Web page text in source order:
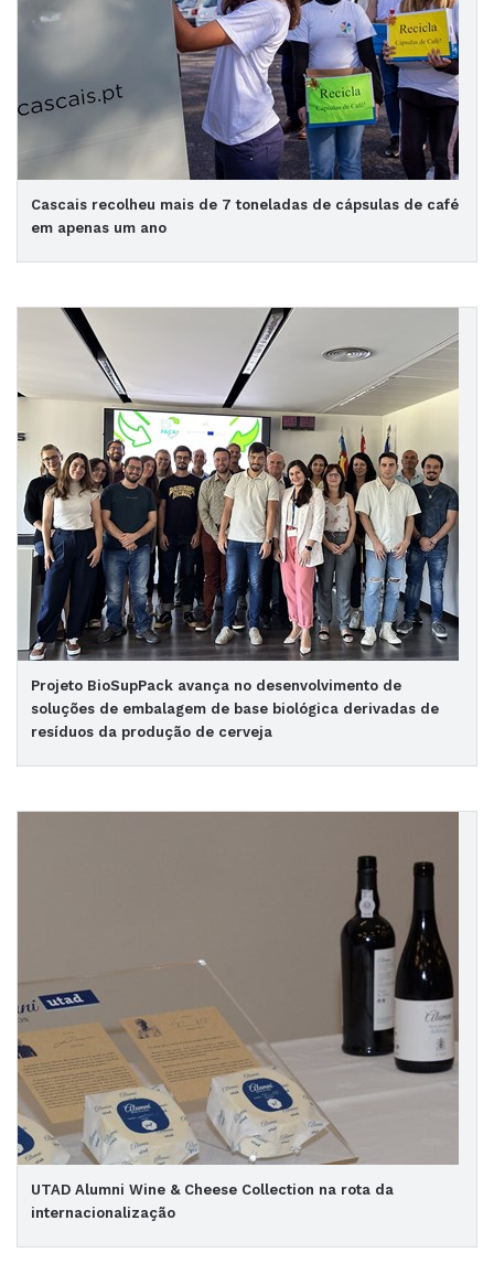
Cascais recolheu mais de 7 toneladas de cápsulas de café
em apenas um ano
Projeto BioSupPack avança no desenvolvimento de
soluções de embalagem de base biológica derivadas de
resíduos da produção de cerveja
UTAD Alumni Wine & Cheese Collection na rota da
internacionalização